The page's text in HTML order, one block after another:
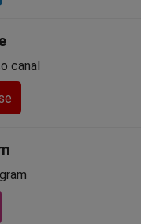
canal